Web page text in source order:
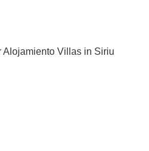
Alojamiento Villas in Siriu